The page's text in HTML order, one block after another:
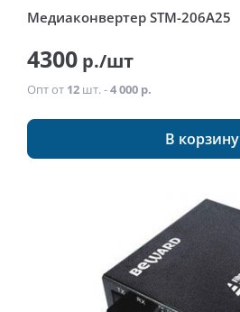
Медиаконвертер STM-206A25
4300 р./шт
Опт от 12 шт. -4 000 р.
В корзину